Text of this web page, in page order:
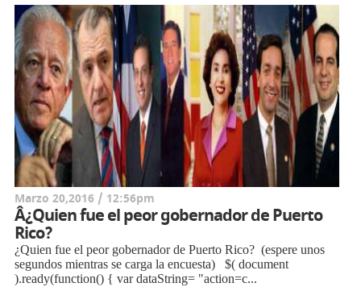
Marzo 20,2016 / 12:56pm
Â¿Quien fue el peor gobernador de Puerto
Rico?
¿Quien fue el peor gobernador de Puerto Rico? (espere unos
segundos mientras se carga la encuesta) $( document
).ready(function() { var dataString= "action=c...